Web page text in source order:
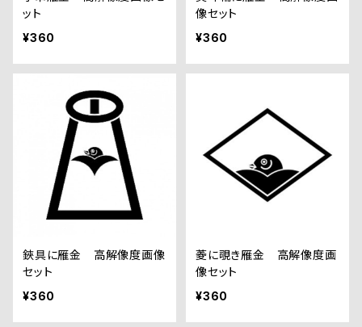
ット
¥360
像セット
¥360
鋏具に雁金 高解像度画像
セット
¥360
菱に覗き雁金 高解像度画
像セット
¥360